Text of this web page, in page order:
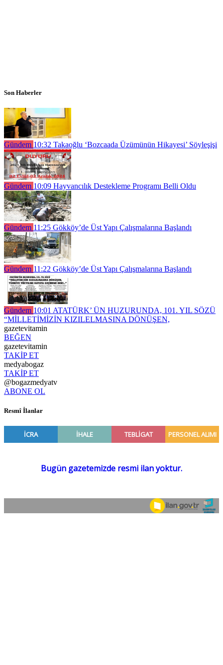
Son Haberler
Gündem 10:32 Takaoğlu ‘Bozcaada Üzümünün Hikayesi’ Söyleşişi
Gündem 10:09 Hayvancılık Destekleme Programı Belli Oldu
Gündem 11:25 Gökköy’de Üst Yapı Çalışmalarına Başlandı
Gündem 11:22 Gökköy’de Üst Yapı Çalışmalarına Başlandı
Gündem 10:01 ATATÜRK’ ÜN HUZURUNDA, 101. YIL SÖZÜ
“MİLLETİMİZİN KIZILELMASINA DÖNÜŞEN,
gazetevitamin
BEĞEN
gazetevitamin
TAKİP ET
medyabogaz
TAKİP ET
@bogazmedyatv
ABONE OL
Resmî İlanlar